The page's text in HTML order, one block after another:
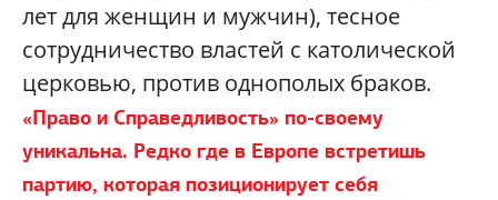
лет для женщин и мужчин), тесное
сотрудничество властей с католической
церковью, против однополых браков.
«Право и Справедливость» по-своему
уникальна. Редко где в Европе встретишь
партию, которая позиционирует себя